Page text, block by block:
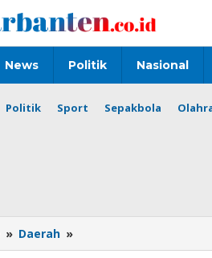
News Politik Nasional
Politik Sport Sepakbola
» Daerah »
Tangerang